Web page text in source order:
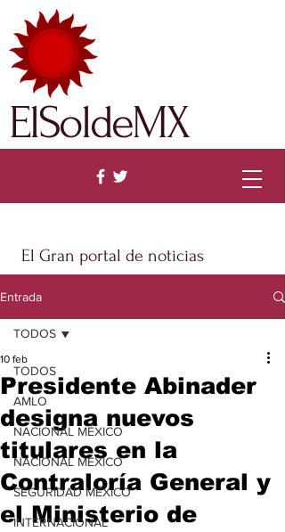
El Gran portal de noticias
ElSoldeMX
Entrada
TODOS
AMLO
NACIONAL MÉXICO
NACIONAL MÉXICO
SEGURIDAD MÉXICO
INTERNACIONAL
TODOS
Presidente Abinader
designa nuevos
titulares en la
Contraloría General y
el Ministerio de
10 feb